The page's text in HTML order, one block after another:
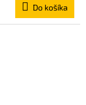
Do košíka